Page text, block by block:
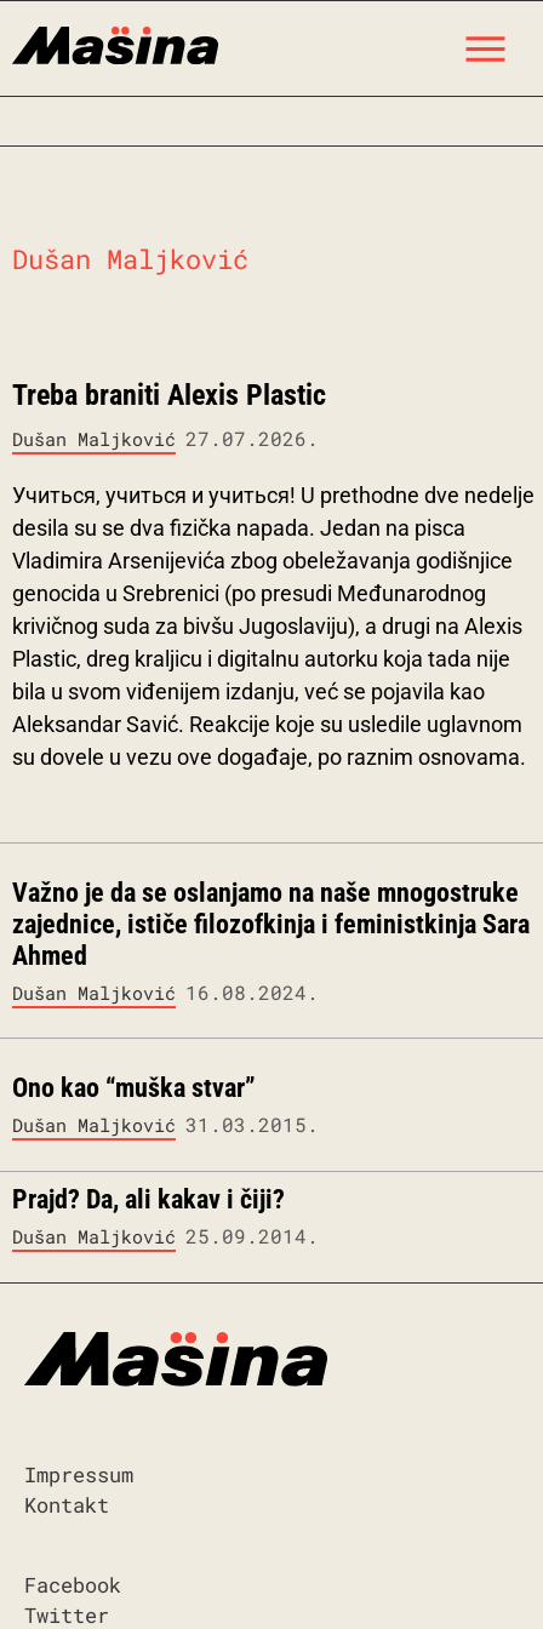
Dušan Maljković
Treba braniti Alexis Plastic
Dušan Maljković 27.07.2026.
Учиться, учиться и учиться! U prethodne dve nedelje
desila su se dva fizička napada. Jedan na pisca
Vladimira Arsenijevića zbog obeležavanja godišnjice
genocida u Srebrenici (po presudi Međunarodnog
krivičnog suda za bivšu Jugoslaviju), a drugi na Alexis
Plastic, dreg kraljicu i digitalnu autorku koja tada nije
bila u svom viđenijem izdanju, već se pojavila kao
Aleksandar Savić. Reakcije koje su usledile uglavnom
su dovele u vezu ove događaje, po raznim osnovama.
Važno je da se oslanjamo na naše mnogostruke
zajednice, ističe filozofkinja i feministkinja Sara
Ahmed
Dušan Maljković 16.08.2024.
Ono kao “muška stvar”
Dušan Maljković 31.03.2015.
Prajd? Da, ali kakav i čiji?
Dušan Maljković 25.09.2014.
Impressum
Kontakt
Facebook
Twitter